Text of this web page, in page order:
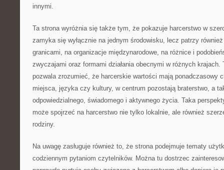
innymi.
Ta strona wyróżnia się także tym, że pokazuje harcerstwo w
zamyka się wyłącznie na jednym środowisku, lecz patrzy
granicami, na organizacje międzynarodowe, na różnice i
zwyczajami oraz formami działania obecnymi w różnych krajach.
pozwala zrozumieć, że harcerskie wartości mają ponadczasowy
miejsca, języka czy kultury, w centrum pozostają braterstwo, a
odpowiedzialnego, świadomego i aktywnego życia. Taka
może spojrzeć na harcerstwo nie tylko lokalnie, ale również
rodziny.
Na uwagę zasługuje również to, że strona podejmuje tematy
codziennym pytaniom czytelników. Można tu dostrzec